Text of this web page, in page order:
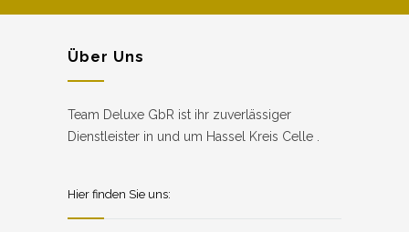
Über Uns
Team Deluxe GbR ist ihr zuverlässiger
Dienstleister in und um Hassel Kreis Celle .
Hier finden Sie uns: